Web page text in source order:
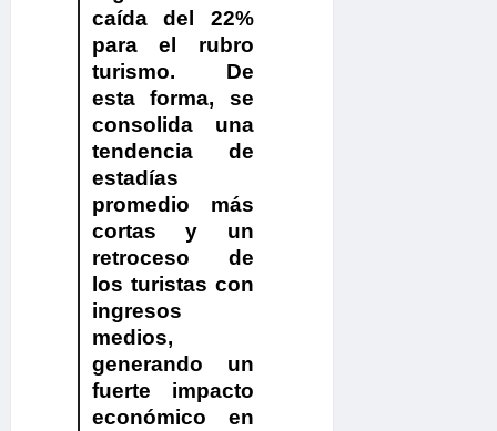
caída del 22%
para el rubro
turismo. De
esta forma, se
consolida una
tendencia de
estadías
promedio más
cortas y un
retroceso de
los turistas con
ingresos
medios,
generando un
fuerte impacto
económico en